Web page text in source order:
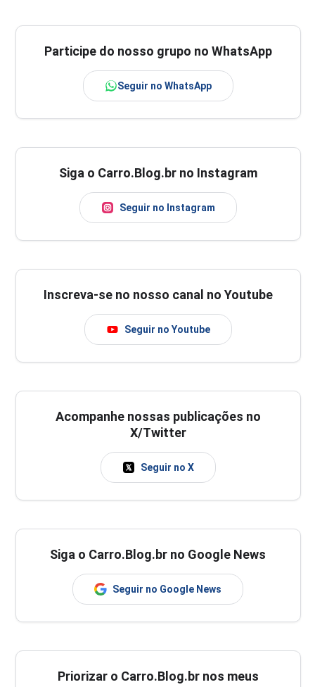
Participe do nosso grupo no WhatsApp
Seguir no WhatsApp
Siga o Carro.Blog.br no Instagram
Seguir no Instagram
Inscreva-se no nosso canal no Youtube
Seguir no Youtube
Acompanhe nossas publicações no
X/Twitter
Seguir no X
Siga o Carro.Blog.br no Google News
Seguir no Google News
Priorizar o Carro.Blog.br nos meus